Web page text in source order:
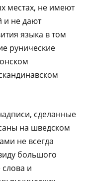
местах, не имеют
и не дают
языка в том
рунические
сделанные
на шведском
не всегда
большого
и